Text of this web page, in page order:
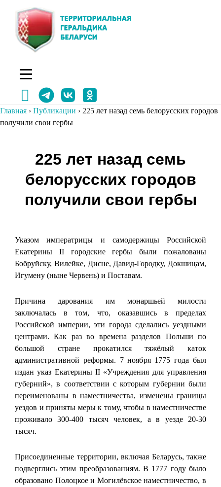
содержимому
Главная › Публикации › 225 лет назад семь белорусских городов
получили свои гербы
225 лет назад семь
белорусских городов
получили свои гербы
Указом императрицы и самодержицы Российской
Екатерины II городские гербы были пожалованы
Бобруйску, Вилейке, Дисне, Давид-Городку, Докшицам,
Игумену (ныне Червень) и Поставам.
Причина дарования им монаршьей милости
заключалась в том, что, оказавшись в пределах
Российской империи, эти города сделались уездными
центрами. Как раз во времена разделов Польши по
большой стране прокатился тяжёлый каток
административной реформы. 7 ноября 1775 года был
издан указ Екатерины II «Учреждения для управления
губерний», в соответствии с которым губернии были
переименованы в наместничества, изменены границы
уездов и приняты меры к тому, чтобы в наместничестве
проживало 300-400 тысяч человек, а в уезде 20-30
тысяч.
Присоединенные территории, включая Беларусь, также
подверглись этим преобразованиям. В 1777 году было
образовано Полоцкое и Могилёвское наместничество, в
Навигация
по
записям